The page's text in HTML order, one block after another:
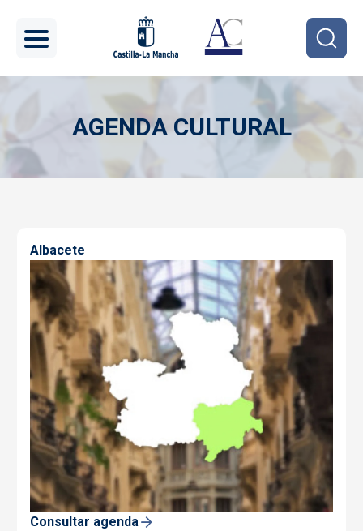
AGENDA CULTURAL
Imagen
Albacete
Consultar agenda